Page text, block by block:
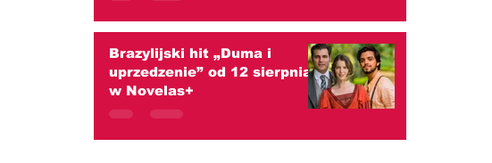
Brazylijski hit „Duma i
uprzedzenie” od 12 sierpnia
w Novelas+